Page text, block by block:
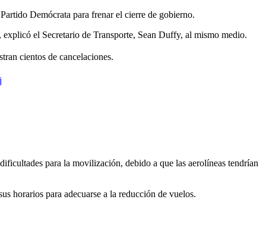
Demócrata para frenar el cierre de gobierno.
el Secretario de Transporte, Sean Duffy, al mismo medio.
cientos de cancelaciones.
para la movilización, debido a que las aerolíneas tendrían
horarios para adecuarse a la reducción de vuelos.